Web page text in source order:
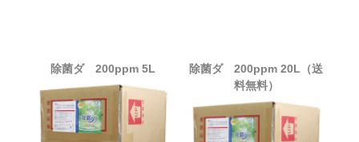
除菌ダ 200ppm 5L
除菌ダ 200ppm 20L（送
料無料）